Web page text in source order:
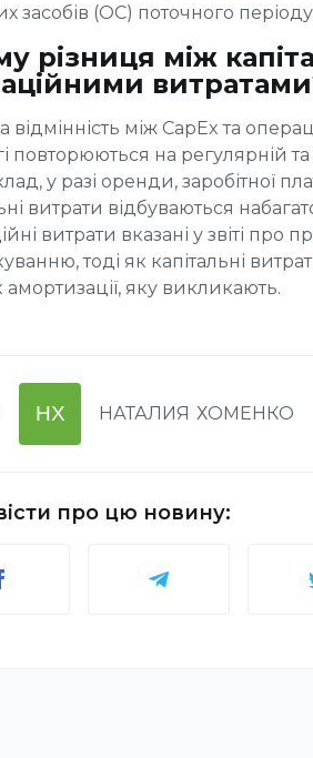
засобів (ОС) поточного
різниця між
відмінність між CapEx та
повторюються на регулярній
у разі оренди, заробітної
витрати відбуваються
витрати вказані у звіті про
тоді як капітальні
амортизації, яку викликають.
НХ НАТАЛИЯ ХОМЕНКО
про цю новину: